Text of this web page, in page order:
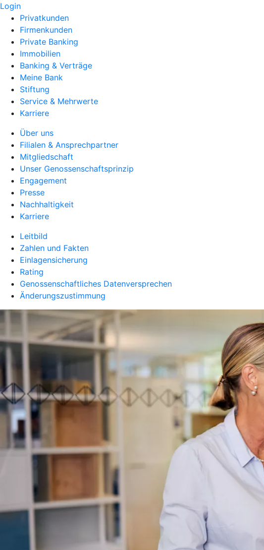
Login
Privatkunden
Firmenkunden
Private Banking
Immobilien
Banking & Verträge
Meine Bank
Stiftung
Service & Mehrwerte
Karriere
Über uns
Filialen & Ansprechpartner
Mitgliedschaft
Unser Genossenschaftsprinzip
Engagement
Presse
Nachhaltigkeit
Karriere
Leitbild
Zahlen und Fakten
Einlagensicherung
Rating
Genossenschaftliches Datenversprechen
Änderungszustimmung